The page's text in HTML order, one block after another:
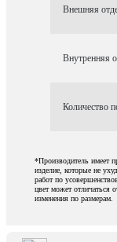
Внешняя
Внутренняя
Количество
*Производитель имеет
изделие, которые не
работ по
цвет может отличаться
изменения по размерам.